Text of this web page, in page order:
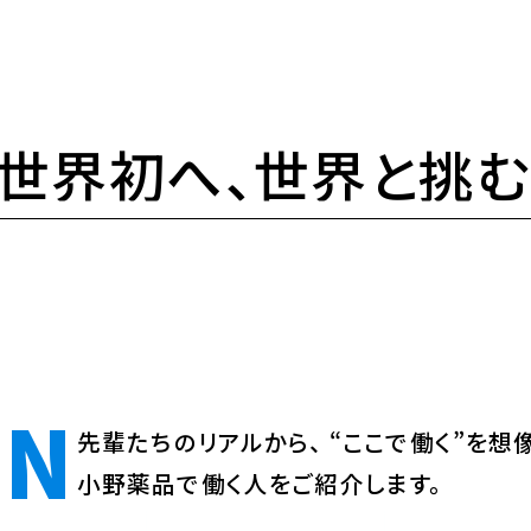
界初へ、世界と挑む
先輩たちのリアルから、 “ここで働く”を想
小野薬品で働く人をご紹介します。